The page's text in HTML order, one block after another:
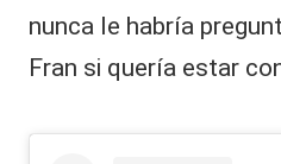
nunca le habría
Fran si quería estar